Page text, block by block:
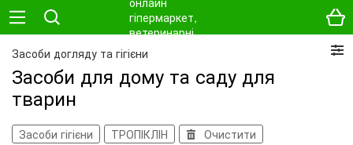
Засоби догляду та гігієни
Засоби для дому та саду для
тварин
Засоби гігієни ТРОПІКЛІН Очистити